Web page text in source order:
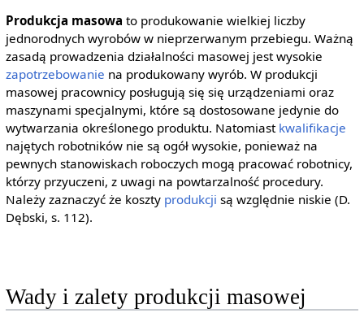
Produkcja masowa to produkowanie wielkiej liczby
jednorodnych wyrobów w nieprzerwanym przebiegu. Ważną
zasadą prowadzenia działalności masowej jest wysokie
zapotrzebowanie na produkowany wyrób. W produkcji
masowej pracownicy posługują się się urządzeniami oraz
maszynami specjalnymi, które są dostosowane jedynie do
wytwarzania określonego produktu. Natomiast kwalifikacje
najętych robotników nie są ogół wysokie, ponieważ na
pewnych stanowiskach roboczych mogą pracować robotnicy,
którzy przyuczeni, z uwagi na powtarzalność procedury.
Należy zaznaczyć że koszty produkcji są względnie niskie (D.
Dębski, s. 112).
Wady i zalety produkcji masowej